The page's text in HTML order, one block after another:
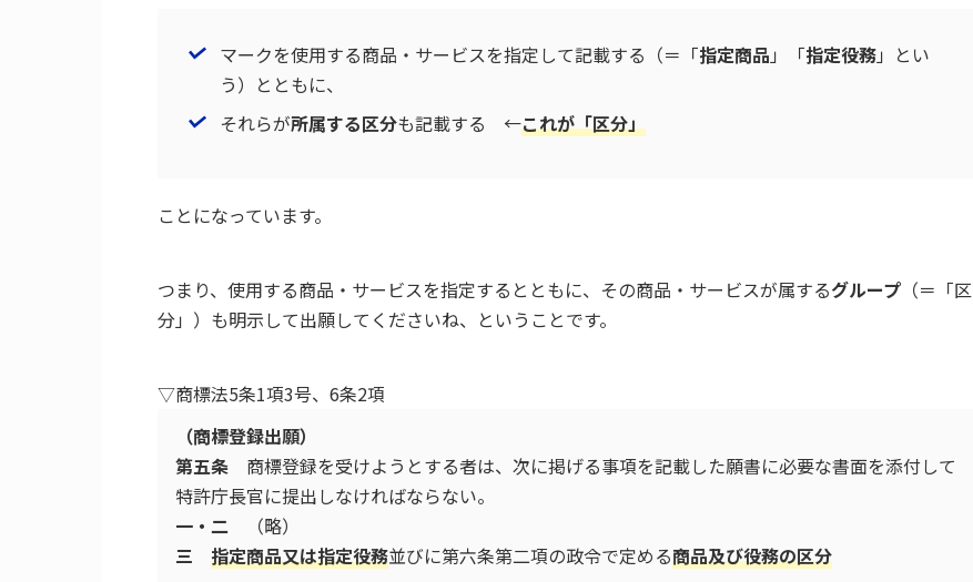
マークを使用する商品・サービスを指定して記載する（＝「指定商品 」「指定役務」とい
う）とともに、
それらが所属する区分も記載する ←これが「区分」
ことになっています。
つまり、使用する商品・サービスを指定するとともに、その商品・サービスが属するグループ （＝「区
分」）も明示して出願してくださいね、ということです。
▽商標法5条1項3号、6条2項
（商標登録出願）
第五条 商標登録を受けようとする者は、次に掲げる事項を記載した願書に必要な書面を添付して
特許庁長官に提出しなければならない。
一・二 （略）
三
指定商品又は指定役務並びに第六条第二項の政令で定める商品及び役務の区分